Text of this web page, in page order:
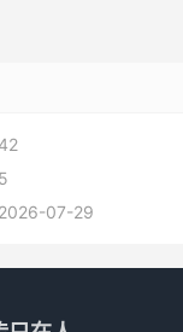
42
5
2026-07-29